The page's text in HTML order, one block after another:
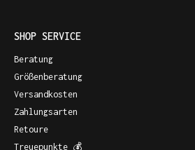
SHOP SERVICE
Beratung
Größenberatung
Versandkosten
Zahlungsarten
Retoure
Treuepunkte 💰